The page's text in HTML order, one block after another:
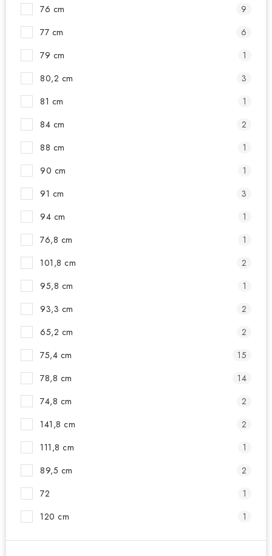
76 cm
9
77 cm
6
79 cm
1
80,2 cm
3
81 cm
1
84 cm
2
88 cm
1
90 cm
1
91 cm
3
94 cm
1
76,8 cm
1
101,8 cm
2
95,8 cm
1
93,3 cm
2
65,2 cm
2
75,4 cm
15
78,8 cm
14
74,8 cm
2
141,8 cm
2
111,8 cm
1
89,5 cm
2
72
1
120 cm
1